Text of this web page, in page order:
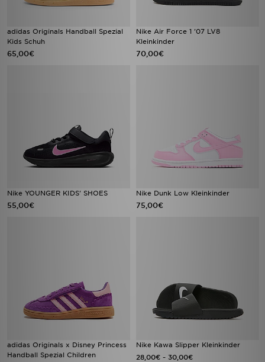
adidas Originals Handball Spezial
Kids Schuh
65,00€
Nike Air Force 1 '07 LV8
Kleinkinder
70,00€
Nike YOUNGER KIDS' SHOES
55,00€
Nike Dunk Low Kleinkinder
75,00€
adidas Originals x Disney Princess
Handball Spezial Children
Nike Kawa Slipper Kleinkinder
28,00€ - 30,00€